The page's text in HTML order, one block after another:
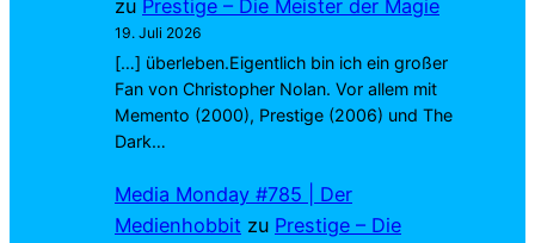
zu Prestige – Die Meister der Magie
19. Juli 2026
[…] überleben.Eigentlich bin ich ein großer
Fan von Christopher Nolan. Vor allem mit
Memento (2000), Prestige (2006) und The
Dark…
Media Monday #785 | Der
Medienhobbit zu Prestige – Die